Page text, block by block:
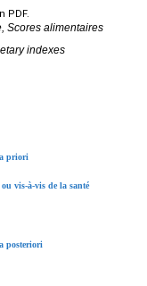
PDF.
Scores alimentaires
indexes
a priori
vis-à-vis de la santé
posteriori